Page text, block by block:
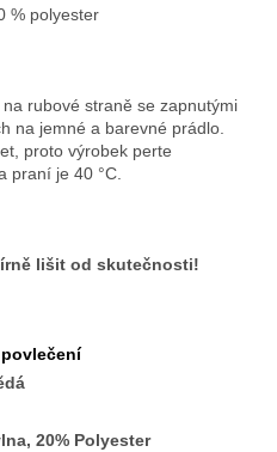
% polyester
rubové straně se zapnutými
na jemné a barevné prádlo.
proto výrobek perte
praní je 40 °C.
lišit od skutečnosti!
20% Polyester